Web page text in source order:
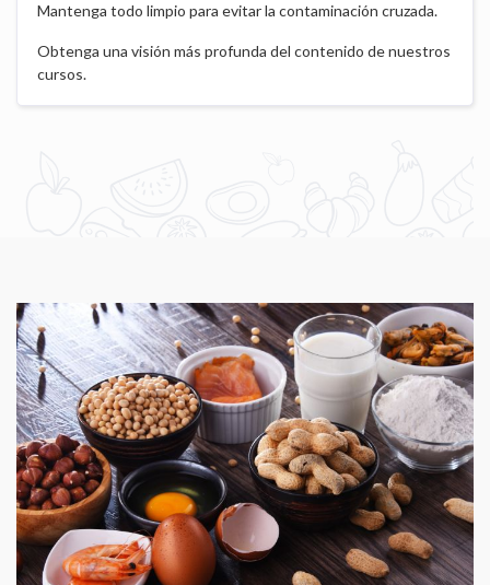
Mantenga todo limpio para evitar la contaminación cruzada.
Obtenga una visión más profunda del contenido de nuestros
cursos.